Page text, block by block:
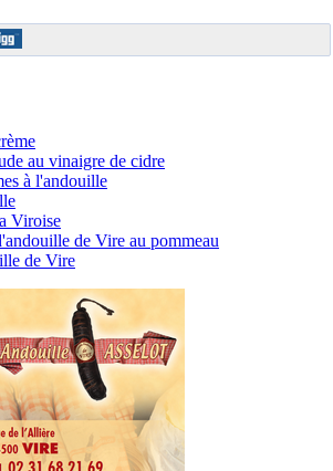
au vinaigre de cidre
à l'andouille
Viroise
de Vire au pommeau
de Vire